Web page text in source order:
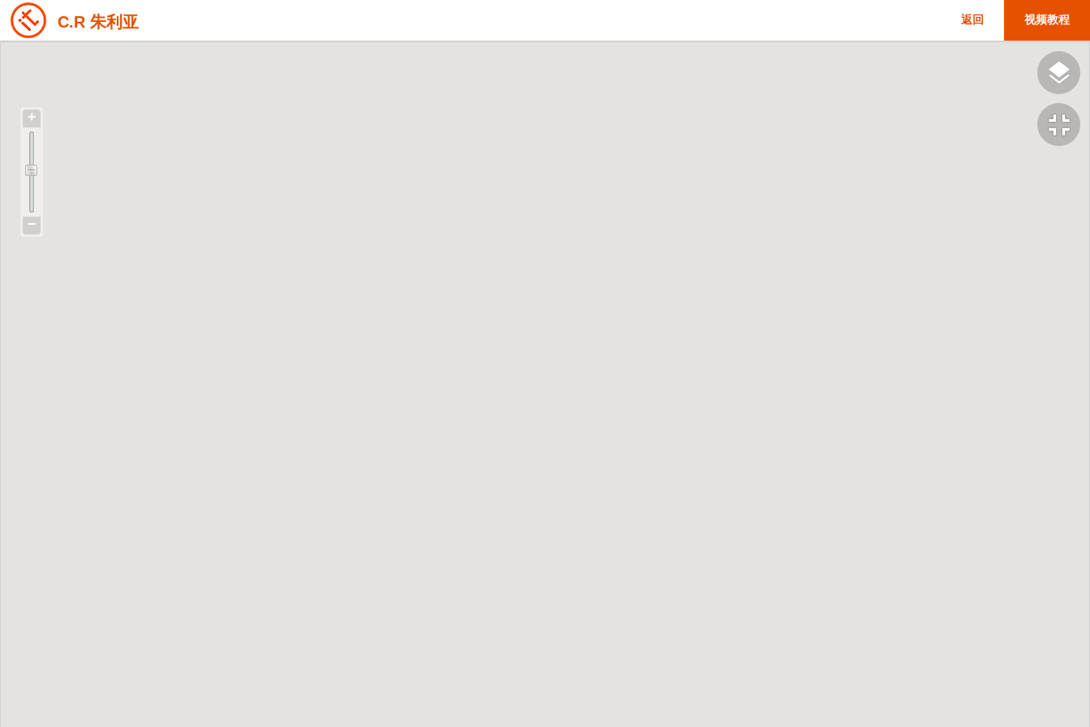
C.R 朱利亚 视频教程
返回
+
−
fullscreen_exit